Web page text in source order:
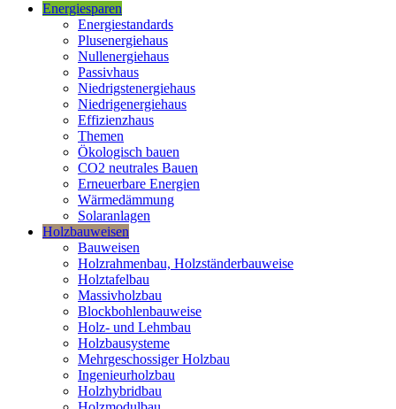
Energiesparen
Energiestandards
Plusenergiehaus
Nullenergiehaus
Passivhaus
Niedrigstenergiehaus
Niedrigenergiehaus
Effizienzhaus
Themen
Ökologisch bauen
CO2 neutrales Bauen
Erneuerbare Energien
Wärmedämmung
Solaranlagen
Holzbauweisen
Bauweisen
Holzrahmenbau, Holzständerbauweise
Holztafelbau
Massivholzbau
Blockbohlenbauweise
Holz- und Lehmbau
Holzbausysteme
Mehrgeschossiger Holzbau
Ingenieurholzbau
Holzhybridbau